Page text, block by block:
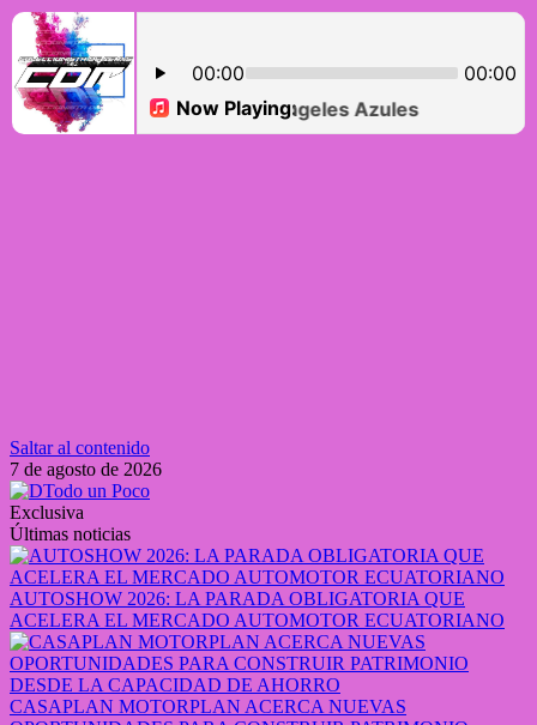
Saltar al contenido
7 de agosto de 2026
Exclusiva
Últimas noticias
AUTOSHOW 2026: LA PARADA OBLIGATORIA QUE
ACELERA EL MERCADO AUTOMOTOR ECUATORIANO
CASAPLAN MOTORPLAN ACERCA NUEVAS